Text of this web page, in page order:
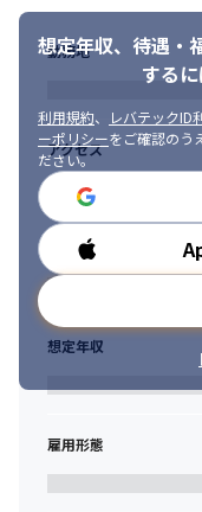
❐　開発体制について
スクラムのフレームワ
マイクロサービスごと
ています。チーム毎に
ビュー→振り返り」の
を開発しています。こ
密に連携を取り、不確
ビス、エンドポイント
・セキュリティソリュ
選定・構築・改善経験。
・Terraform等を用い
験。
・応用暗号学（鍵管理
・専門的な技術リスク
に分かりやすく伝え、
❐　応募条件：求める
・自身のモチベーショ
び・成長できる方
・タスクを自律的に管
・技術の力で社会問題
想定年収、待遇・
する
利用規約、 レバテックID
ーポリシーをご確認のう
ださい。
勤務地
アクセス
勤務時間
想定年収
雇用形態